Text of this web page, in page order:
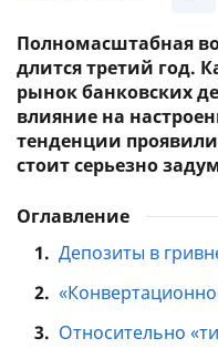
Полномасштабная
длится третий год.
рынок банковских
влияние на
тенденции
стоит серьезно
Оглавление
1. Депозиты в
2.
3. Относительно